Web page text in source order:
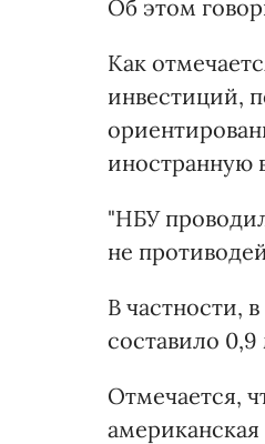
Об этом
Как
инвестиций,
иностранную
"НБУ
не
В частности,
составило
Отмечается,
американская